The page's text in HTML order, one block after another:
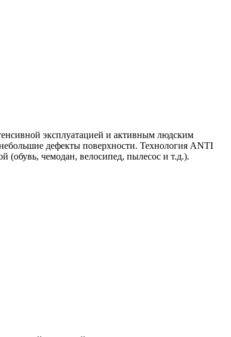
эксплуатацией и активным людским
дефекты поверхности. Технология ANTI
чемодан, велосипед, пылесос и т.д.).